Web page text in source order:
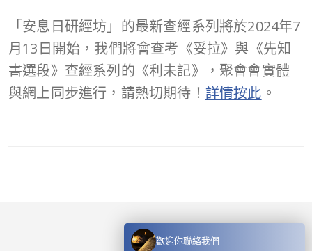
「安息日研經坊」的最新查經系列將於2024年7
月13日開始，我們將會查考《妥拉》與《先知
書選段》查經系列的《利未記》，聚會會實體
與網上同步進行，請熱切期待！ 詳情按此 。
歡迎你聯絡我們